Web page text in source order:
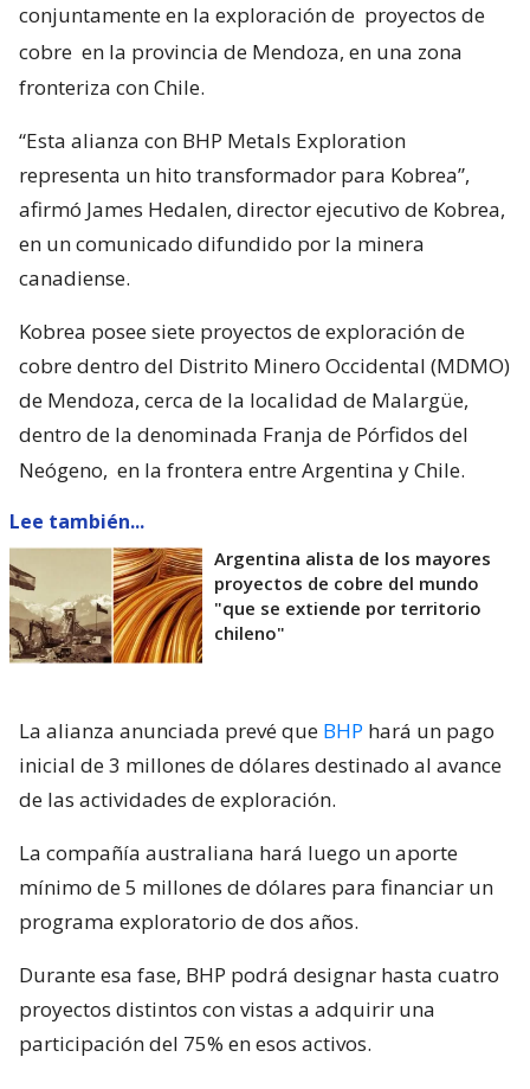
conjuntamente en la exploración de proyectos de
cobre en la provincia de Mendoza, en una zona
fronteriza con Chile.
“Esta alianza con BHP Metals Exploration
representa un hito transformador para Kobrea”,
afirmó James Hedalen, director ejecutivo de Kobrea,
en un comunicado difundido por la minera
canadiense.
Kobrea posee siete proyectos de exploración de
cobre dentro del Distrito Minero Occidental (MDMO)
de Mendoza, cerca de la localidad de Malargüe,
dentro de la denominada Franja de Pórfidos del
Neógeno, en la frontera entre Argentina y Chile.
Lee también...
Argentina alista de los mayores
proyectos de cobre del mundo
"que se extiende por territorio
chileno"
La alianza anunciada prevé que BHP hará un pago
inicial de 3 millones de dólares destinado al avance
de las actividades de exploración.
La compañía australiana hará luego un aporte
mínimo de 5 millones de dólares para financiar un
programa exploratorio de dos años.
Durante esa fase, BHP podrá designar hasta cuatro
proyectos distintos con vistas a adquirir una
participación del 75% en esos activos.